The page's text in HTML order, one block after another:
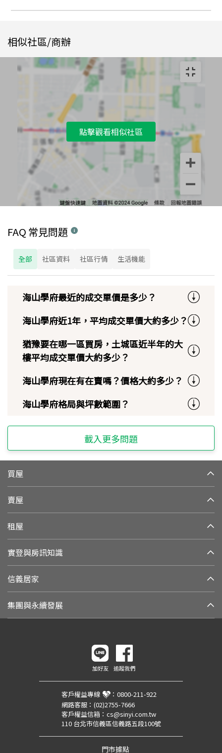
相似社區/商辦
點擊觀看相似社區
FAQ 常見問題
全部 社區資料 社區行情 生活機能
海山學府最近的成交單價是多少？
海山學府近1年，平均成交單價大約多少？
猶豫要在哪一區買房，土城區近半年的大
樓平均成交單價大約多少？
海山學府現在有在賣嗎？價格大約多少？
海山學府格局與坪數範圍？
載入更多問題
買屋
賣屋
租屋
實登與房訊知識
信義居家
集團與永續發展
加好友 追蹤我們
客戶權益專線 ： 0800-211-922
網路客服： (02)2755-7666
客戶權益信箱： cs@sinyi.com.tw
110 台北市信義區信義路五段100號
門市據點